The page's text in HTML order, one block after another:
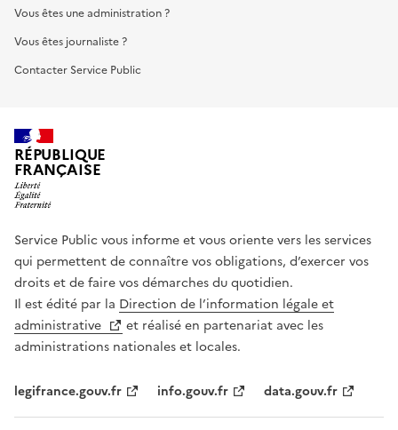
Vous êtes une administration ?
Vous êtes journaliste ?
Contacter Service Public
RÉPUBLIQUE
FRANÇAISE
Service Public vous informe et vous oriente vers les services
qui permettent de connaître vos obligations, d’exercer vos
droits et de faire vos démarches du quotidien.
Il est édité par la Direction de l’information légale et
administrative
et réalisé en partenariat avec les
administrations nationales et locales.
legifrance.gouv.fr info.gouv.fr data.gouv.fr